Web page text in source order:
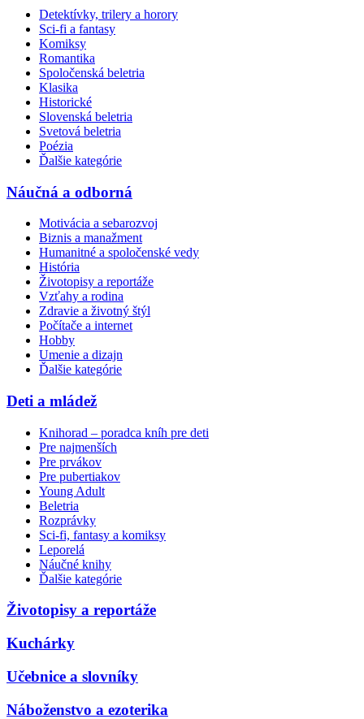
Detektívky, trilery a horory
Sci-fi a fantasy
Komiksy
Romantika
Spoločenská beletria
Klasika
Historické
Slovenská beletria
Svetová beletria
Poézia
Ďalšie kategórie
Náučná a odborná
Motivácia a sebarozvoj
Biznis a manažment
Humanitné a spoločenské vedy
História
Životopisy a reportáže
Vzťahy a rodina
Zdravie a životný štýl
Počítače a internet
Hobby
Umenie a dizajn
Ďalšie kategórie
Deti a mládež
Knihorad – poradca kníh pre deti
Pre najmenších
Pre prvákov
Pre pubertiakov
Young Adult
Beletria
Rozprávky
Sci-fi, fantasy a komiksy
Leporelá
Náučné knihy
Ďalšie kategórie
Životopisy a reportáže
Kuchárky
Učebnice a slovníky
Náboženstvo a ezoterika